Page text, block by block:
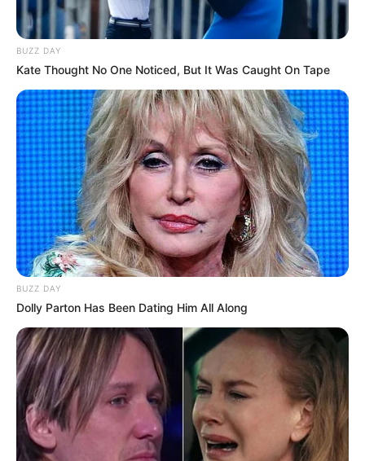
BUZZ DAY
Kate Thought No One Noticed, But It Was Caught On Tape
BUZZ DAY
Dolly Parton Has Been Dating Him All Along